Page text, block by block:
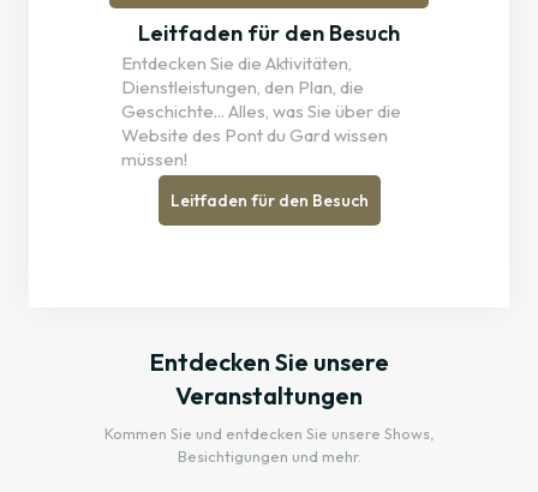
Leitfaden für den Besuch
Entdecken Sie die Aktivitäten,
Dienstleistungen, den Plan, die
Geschichte... Alles, was Sie über die
Website des Pont du Gard wissen
müssen!
Leitfaden für den Besuch
Entdecken Sie unsere
Veranstaltungen
Kommen Sie und entdecken Sie unsere Shows,
Besichtigungen und mehr.